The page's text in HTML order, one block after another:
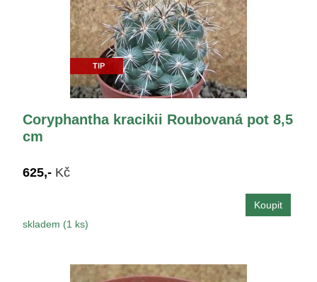
TIP
Coryphantha kracikii Roubovaná pot 8,5
cm
625,- Kč
skladem (1 ks)